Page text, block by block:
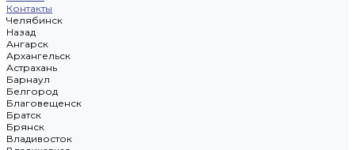
Контакты
Челябинск
Назад
Ангарск
Архангельск
Астрахань
Барнаул
Белгород
Благовещенск
Братск
Брянск
Владивосток